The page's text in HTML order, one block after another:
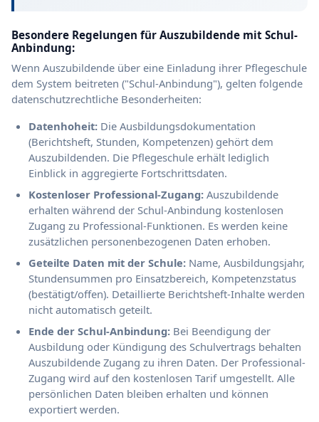
Besondere Regelungen für Auszubildende mit Schul-
Anbindung:
Wenn Auszubildende über eine Einladung ihrer Pflegeschule
dem System beitreten ("Schul-Anbindung"), gelten folgende
datenschutzrechtliche Besonderheiten:
Datenhoheit: Die Ausbildungsdokumentation
(Berichtsheft, Stunden, Kompetenzen) gehört dem
Auszubildenden. Die Pflegeschule erhält lediglich
Einblick in aggregierte Fortschrittsdaten.
Kostenloser Professional-Zugang: Auszubildende
erhalten während der Schul-Anbindung kostenlosen
Zugang zu Professional-Funktionen. Es werden keine
zusätzlichen personenbezogenen Daten erhoben.
Geteilte Daten mit der Schule: Name, Ausbildungsjahr,
Stundensummen pro Einsatzbereich, Kompetenzstatus
(bestätigt/offen). Detaillierte Berichtsheft-Inhalte werden
nicht automatisch geteilt.
Ende der Schul-Anbindung: Bei Beendigung der
Ausbildung oder Kündigung des Schulvertrags behalten
Auszubildende Zugang zu ihren Daten. Der Professional-
Zugang wird auf den kostenlosen Tarif umgestellt. Alle
persönlichen Daten bleiben erhalten und können
exportiert werden.